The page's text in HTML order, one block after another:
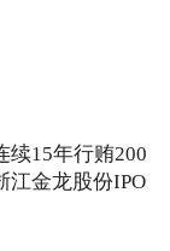
续15年行贿200
江金龙股份IPO